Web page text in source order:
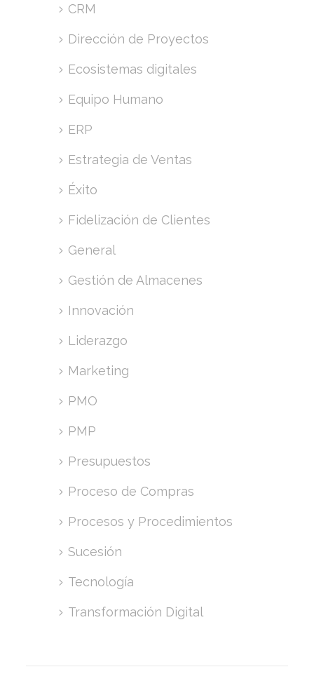
CRM
Dirección de Proyectos
Ecosistemas digitales
Equipo Humano
ERP
Estrategia de Ventas
Éxito
Fidelización de Clientes
General
Gestión de Almacenes
Innovación
Liderazgo
Marketing
PMO
PMP
Presupuestos
Proceso de Compras
Procesos y Procedimientos
Sucesión
Tecnología
Transformación Digital